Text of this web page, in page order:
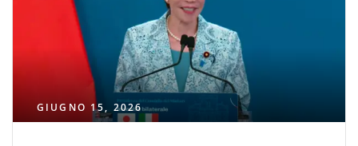
GIUGNO 15, 2026